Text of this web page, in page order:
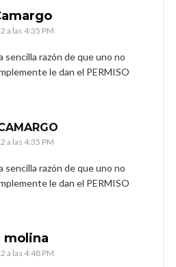
a las 4:35 PM
sencilla razón de que uno no
le dan el PERMISO
a las 4:35 PM
sencilla razón de que uno no
le dan el PERMISO
molina
a las 4:48 PM